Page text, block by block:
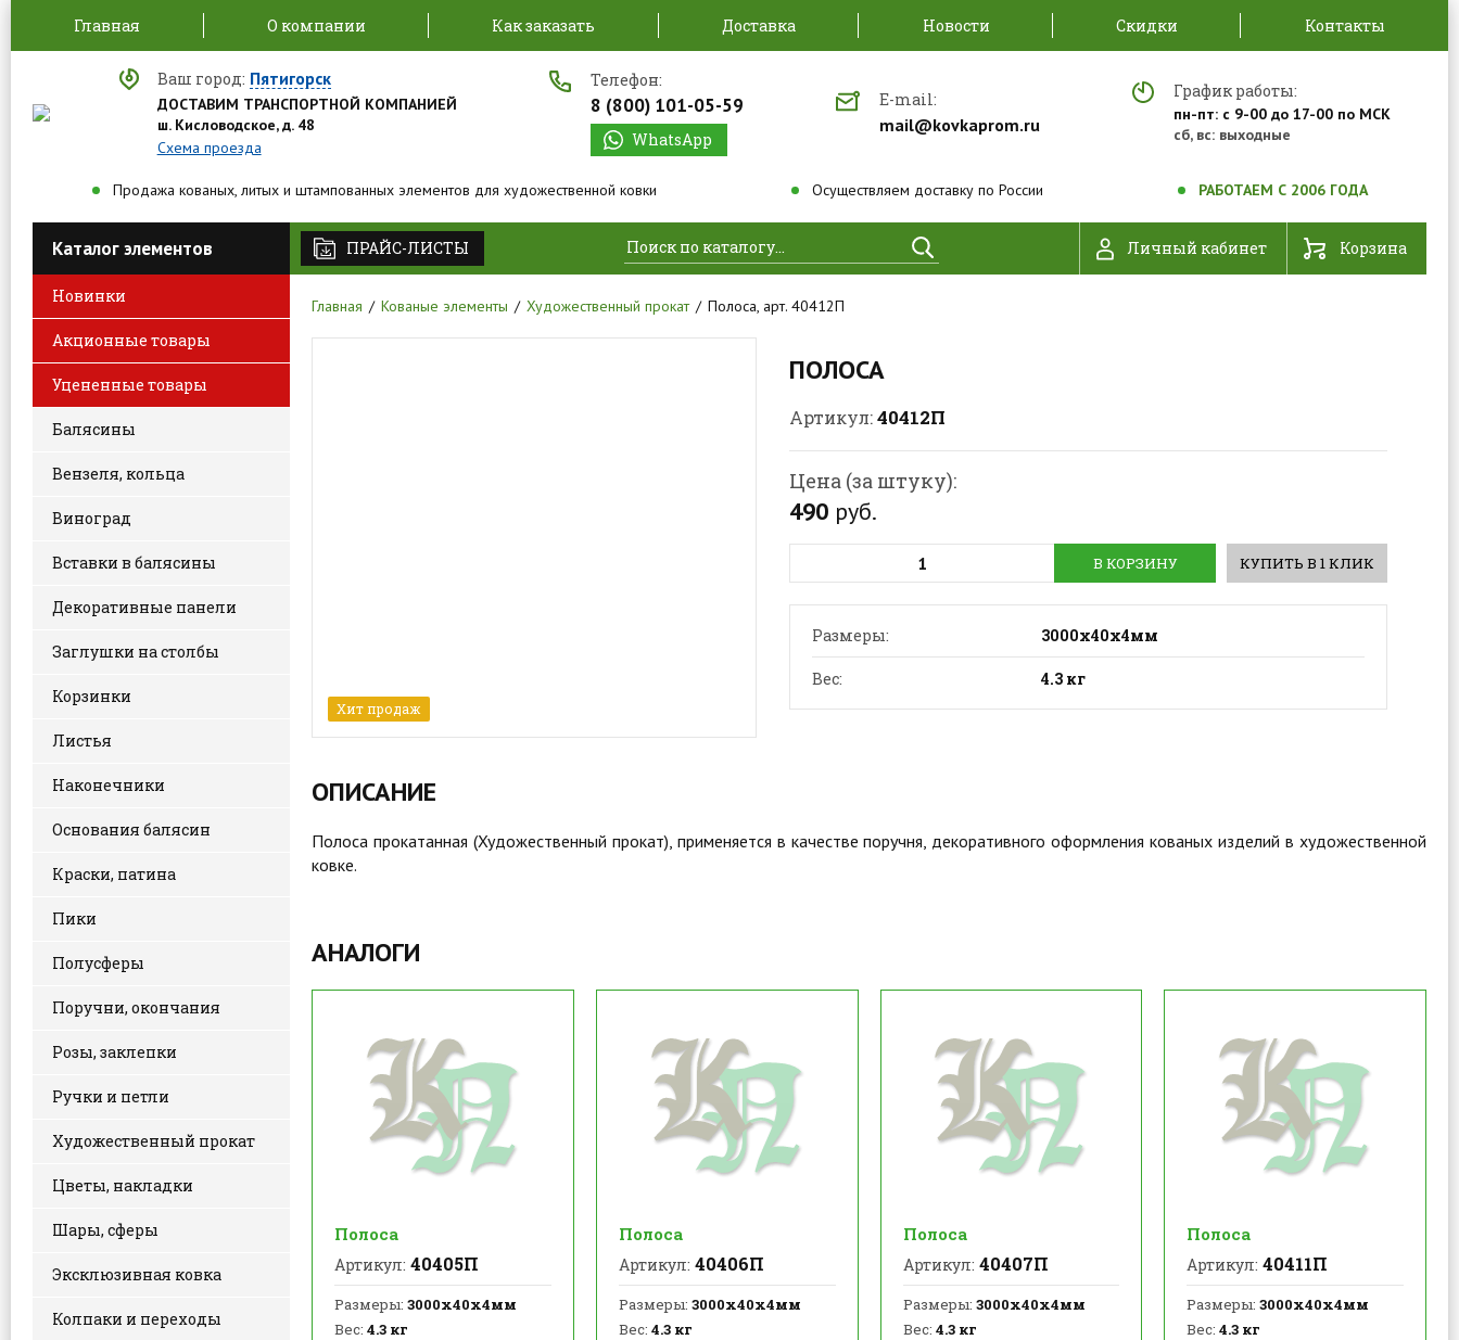
Главная О компании Как заказать Доставка Новости Скидки Контакты
Ваш город: Пятигорск
ДОСТАВИМ ТРАНСПОРТНОЙ КОМПАНИЕЙ
ш. Кисловодское, д. 48
Схема проезда
Телефон:
8 (800) 101-05-59
WhatsApp
E-mail:
mail@kovkaprom.ru
График работы:
пн-пт: с 9-00 до 17-00 по МСК
сб, вс: выходные
Продажа кованых, литых и штампованных элементов для художественной ковки Осуществляем доставку по России РАБОТАЕМ С 2006 ГОДА
Каталог элементов
Новинки
Акционные товары
Уцененные товары
Балясины
Вензеля, кольца
Виноград
Вставки в балясины
Декоративные панели
Заглушки на столбы
Корзинки
Листья
Наконечники
Основания балясин
Краски, патина
Пики
Полусферы
Поручни, окончания
Розы, заклепки
Ручки и петли
Художественный прокат
Цветы, накладки
Шары, сферы
Эксклюзивная ковка
Колпаки и переходы
ПРАЙС-ЛИСТЫ Найти Личный кабинет Корзина
Главная Кованые элементы Художественный прокат Полоса, арт. 40412П
ПОЛОСА
Артикул:40412П
Цена (за штуку):
490 руб.
КУПИТЬ В 1 КЛИК
В КОРЗИНУ
Размеры: 3000х40х4мм
Вес: 4.3 кг
Хит продаж
ОПИСАНИЕ
Полоса прокатанная (Художественный прокат), применяется в качестве поручня, декоративного оформления кованых изделий в художественной
ковке.
АНАЛОГИ
Полоса
Артикул: 40405П
Размеры: 3000х40х4мм
Вес: 4.3 кг
Полоса
Артикул: 40406П
Размеры: 3000х40х4мм
Вес: 4.3 кг
Полоса
Артикул: 40407П
Размеры: 3000х40х4мм
Вес: 4.3 кг
Полоса
Артикул: 40411П
Размеры: 3000х40х4мм
Вес: 4.3 кг